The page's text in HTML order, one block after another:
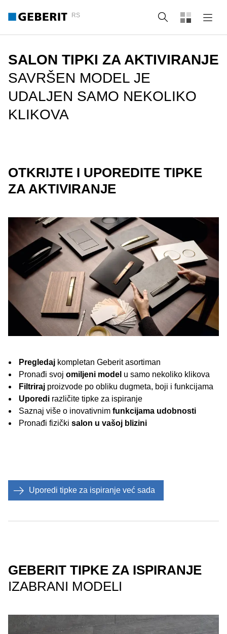
RS Pretraga
SALON TIPKI ZA AKTIVIRANJE
SAVRŠEN MODEL JE
UDALJEN SAMO NEKOLIKO
KLIKOVA
OTKRIJTE I UPOREDITE TIPKE
ZA AKTIVIRANJE
Pregledaj kompletan Geberit asortiman
Pronađi svoj omiljeni model u samo nekoliko klikova
Filtriraj proizvode po obliku dugmeta, boji i funkcijama
Uporedi različite tipke za ispiranje
Saznaj više o inovativnim funkcijama udobnosti
Pronađi fizički salon u vašoj blizini
Uporedi tipke za ispiranje već sada
GEBERIT TIPKE ZA ISPIRANJE
IZABRANI MODELI